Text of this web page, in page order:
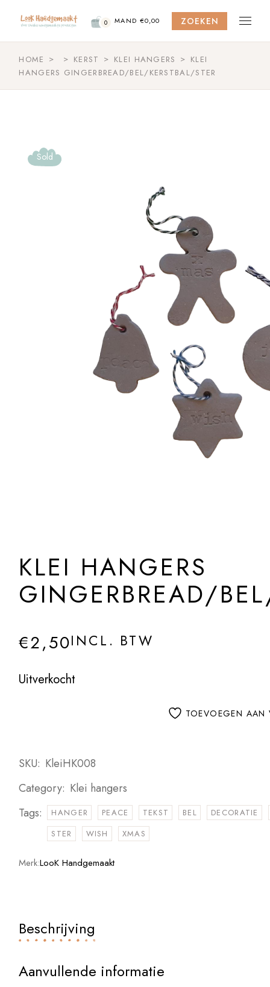
content
0 MAND €0,00 ZOEKEN
HOME KERST KLEI HANGERS
KLEI
HANGERS GINGERBREAD/BEL/KERSTBAL/STER
Sold
KLEI HANGERS
GINGERBREAD/
€2,50INCL. BTW
Uitverkocht
TOEVOEGEN AAN
SKU: KleiHK008
Category: Klei hangers
Tags:
HANGER PEACE TEKST BEL
DECORATIE
STER
WISH XMAS
Merk:LooK Handgemaakt
Beschrijving
Aanvullende informatie